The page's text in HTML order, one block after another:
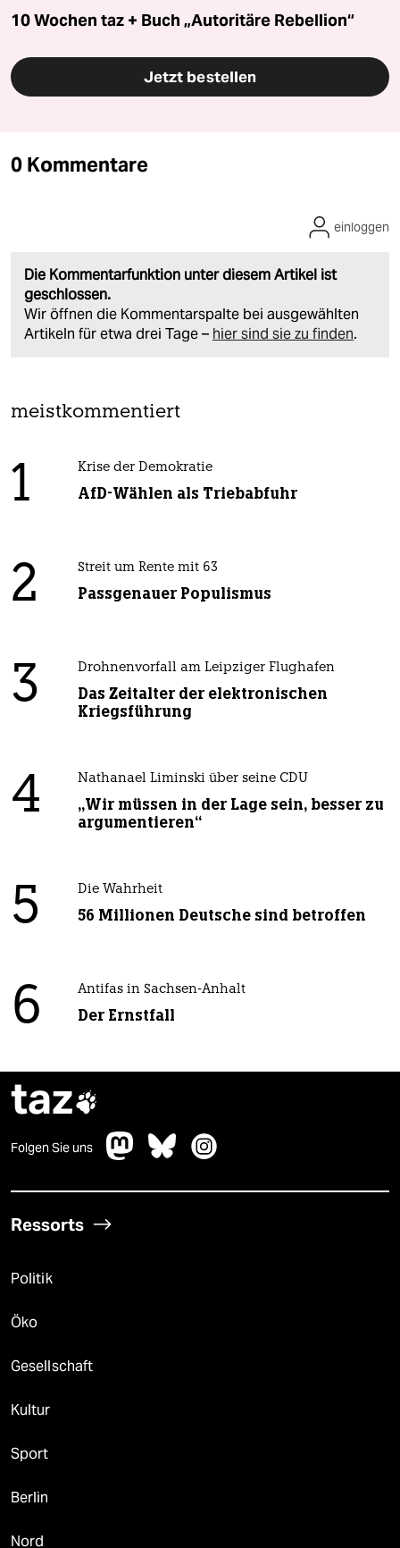
10 Wochen taz + Buch „Autoritäre Rebellion“
Jetzt bestellen
0 Kommentare
Die Kommentarfunktion unter diesem Artikel ist
geschlossen.
Wir öffnen die Kommentarspalte bei ausgewählten
Artikeln für etwa drei Tage – hier sind sie zu finden.
einloggen
meistkommentiert
1 Krise der Demokratie
AfD-Wählen als Triebabfuhr
2 Streit um Rente mit 63
Passgenauer Populismus
3 Drohnenvorfall am Leipziger Flughafen
Das Zeitalter der elektronischen
Kriegsführung
4 Nathanael Liminski über seine CDU
„Wir müssen in der Lage sein, besser zu
argumentieren“
5 Die Wahrheit
56 Millionen Deutsche sind betroffen
6 Antifas in Sachsen-Anhalt
Der Ernstfall
taz
Folgen Sie uns
Ressorts
Politik
Öko
Gesellschaft
Kultur
Sport
Berlin
Nord